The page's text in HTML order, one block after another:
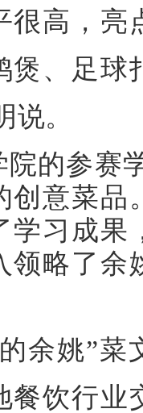
很高，亮
煲、足球
。
的参赛
创意菜品
学习成果
领略了余
余姚”
餐饮行